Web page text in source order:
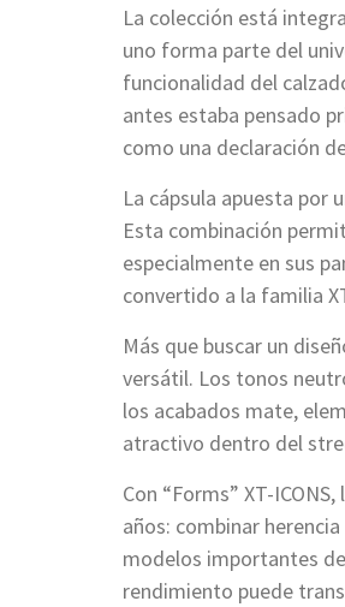
La colección está
uno forma parte del
funcionalidad del
antes estaba pensado
como una declaración
La cápsula apuesta por
Esta combinación
especialmente en sus
convertido a la familia
Más que buscar un
versátil. Los tonos
los acabados mate,
atractivo dentro del
Con “Forms” XT-
años: combinar
modelos importantes
rendimiento puede